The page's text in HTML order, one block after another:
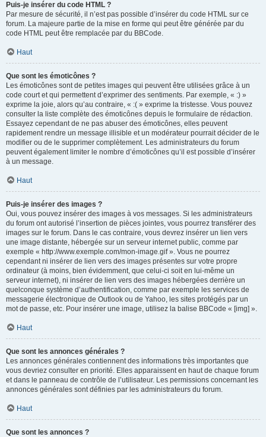
Puis-je insérer du code HTML ?
Par mesure de sécurité, il n’est pas possible d’insérer du code HTML sur ce
forum. La majeure partie de la mise en forme qui peut être générée par du
code HTML peut être remplacée par du BBCode.
Haut
Que sont les émoticônes ?
Les émoticônes sont de petites images qui peuvent être utilisées grâce à un
code court et qui permettent d’exprimer des sentiments. Par exemple, « :) »
exprime la joie, alors qu’au contraire, « :( » exprime la tristesse. Vous pouvez
consulter la liste complète des émoticônes depuis le formulaire de rédaction.
Essayez cependant de ne pas abuser des émoticônes, elles peuvent
rapidement rendre un message illisible et un modérateur pourrait décider de le
modifier ou de le supprimer complètement. Les administrateurs du forum
peuvent également limiter le nombre d’émoticônes qu’il est possible d’insérer
à un message.
Haut
Puis-je insérer des images ?
Oui, vous pouvez insérer des images à vos messages. Si les administrateurs
du forum ont autorisé l’insertion de pièces jointes, vous pourrez transférer des
images sur le forum. Dans le cas contraire, vous devrez insérer un lien vers
une image distante, hébergée sur un serveur internet public, comme par
exemple « http://www.exemple.com/mon-image.gif ». Vous ne pourrez
cependant ni insérer de lien vers des images présentes sur votre propre
ordinateur (à moins, bien évidemment, que celui-ci soit en lui-même un
serveur internet), ni insérer de lien vers des images hébergées derrière un
quelconque système d’authentification, comme par exemple les services de
messagerie électronique de Outlook ou de Yahoo, les sites protégés par un
mot de passe, etc. Pour insérer une image, utilisez la balise BBCode « [img] ».
Haut
Que sont les annonces générales ?
Les annonces générales contiennent des informations très importantes que
vous devriez consulter en priorité. Elles apparaissent en haut de chaque forum
et dans le panneau de contrôle de l’utilisateur. Les permissions concernant les
annonces générales sont définies par les administrateurs du forum.
Haut
Que sont les annonces ?